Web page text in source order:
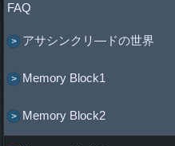
FAQ
アサシンクリ―ドの世界
Memory Block1
Memory Block2